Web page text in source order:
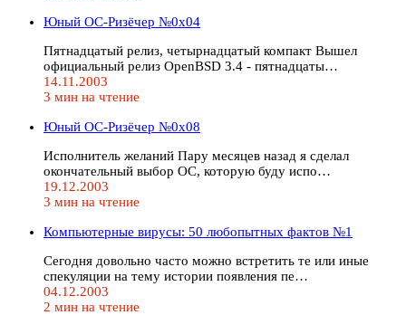
Юный ОС-Ризёчер №0x04
Пятнадцатый релиз, четырнадцатый компакт Вышел
официальный релиз OpenBSD 3.4 - пятнадцаты…
14.11.2003
3 мин на чтение
Юный ОС-Ризёчер №0x08
Исполнитель желаний Пару месяцев назад я сделал
окончательный выбор ОС, которую буду испо…
19.12.2003
3 мин на чтение
Компьютерные вирусы: 50 любопытных фактов №1
Сегодня довольно часто можно встретить те или иные
спекуляции на тему истории появления пе…
04.12.2003
2 мин на чтение